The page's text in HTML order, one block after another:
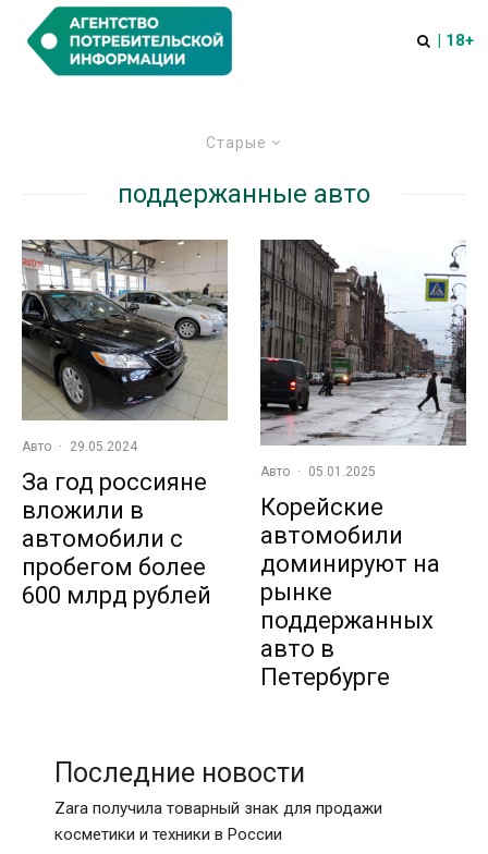
| 18+
Старые
поддержанные авто
Авто · 29.05.2024
За год россияне
вложили в
автомобили с
пробегом более
600 млрд рублей
Авто · 05.01.2025
Корейские
автомобили
доминируют на
рынке
поддержанных
авто в
Петербурге
Последние новости
Zara получила товарный знак для продажи
косметики и техники в России